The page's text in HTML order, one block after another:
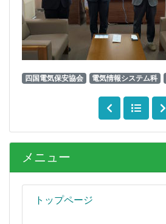
メニュー
トップページ
四国電気保安協会 電気情報システム科